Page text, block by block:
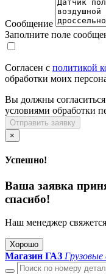
Сообщение
Заполните поле
Согласен с политикой
обработки моих
Вы должны
условиями обработки
Отправить заявку
×
Успешно!
Ваша заявка
спасибо!
Наш менеджер
Хорошо
Магазин ГАЗ